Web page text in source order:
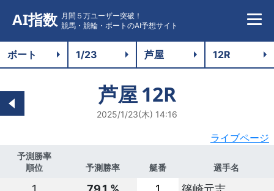
AI指数 月間５万ユーザー突破！
競馬・競輪・ボートのAI予想サイト
芦屋12R
2025/1/23(木) 14:16
ライブページ
予測勝率
順位
予測勝率 艇番 選手名